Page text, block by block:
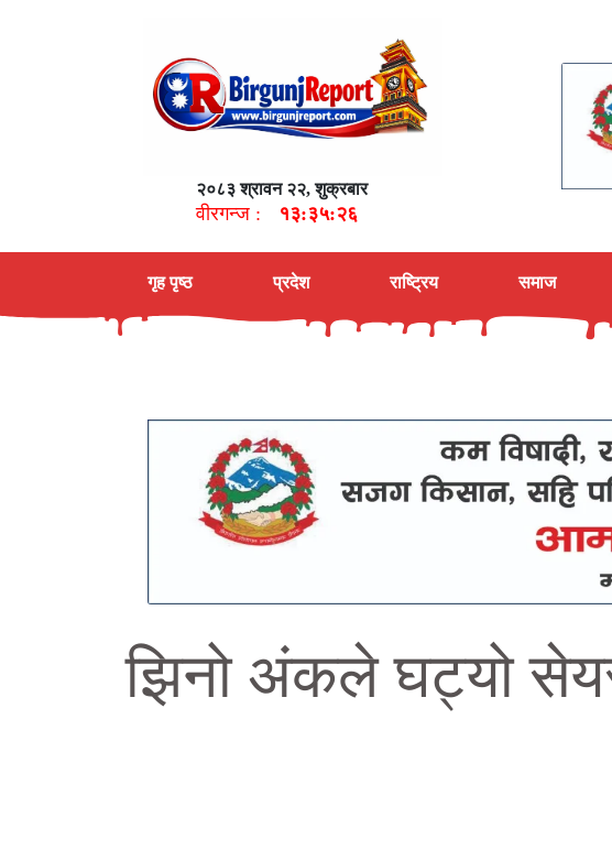
२०८३ श्रावन २२, शुक्रबार
वीरगन्ज : १३:३५:२७
गृह पृष्ठ प्रदेश राष्ट्रिय समाज
झिनो अंकले घट्यो